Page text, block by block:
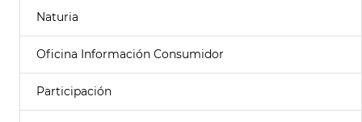
Naturia
Oficina Información Consumidor
Participación